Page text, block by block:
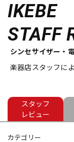
エレキギ
ベース
ドラム
IKEBE
STAFF
シンセサイザー・
楽器店スタッフに
スタッフ
レビュー
カテゴリー